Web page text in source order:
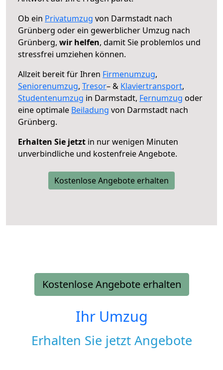
Ob ein Privatumzug von Darmstadt nach
Grünberg oder ein gewerblicher Umzug nach
Grünberg, wir helfen, damit Sie problemlos und
stressfrei umziehen können.
Allzeit bereit für Ihren Firmenumzug,
Seniorenumzug, Tresor– & Klaviertransport,
Studentenumzug in Darmstadt, Fernumzug oder
eine optimale Beiladung von Darmstadt nach
Grünberg.
Erhalten Sie jetzt in nur wenigen Minuten
unverbindliche und kostenfreie Angebote.
Kostenlose Angebote erhalten
Kostenlose Angebote erhalten
Ihr Umzug
Erhalten Sie jetzt Angebote